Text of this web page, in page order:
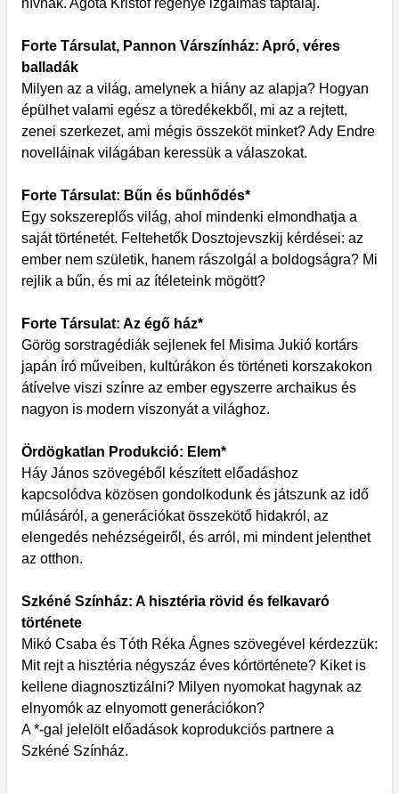
hívnak. Agota Kristof regénye izgalmas táptalaj.
Forte Társulat, Pannon Várszínház: Apró, véres
balladák
Milyen az a világ, amelynek a hiány az alapja? Hogyan
épülhet valami egész a töredékekből, mi az a rejtett,
zenei szerkezet, ami mégis összeköt minket? Ady Endre
novelláinak világában keressük a válaszokat.
Forte Társulat: Bűn és bűnhődés*
Egy sokszereplős világ, ahol mindenki elmondhatja a
saját történetét. Feltehetők Dosztojevszkij kérdései: az
ember nem születik, hanem rászolgál a boldogságra? Mi
rejlik a bűn, és mi az ítéleteink mögött?
Forte Társulat: Az égő ház*
Görög sorstragédiák sejlenek fel Misima Jukió kortárs
japán író műveiben, kultúrákon és történeti korszakokon
átívelve viszi színre az ember egyszerre archaikus és
nagyon is modern viszonyát a világhoz.
Ördögkatlan Produkció: Elem*
Háy János szövegéből készített előadáshoz
kapcsolódva közösen gondolkodunk és játszunk az idő
múlásáról, a generációkat összekötő hidakról, az
elengedés nehézségeiről, és arról, mi mindent jelenthet
az otthon.
Szkéné Színház: A hisztéria rövid és felkavaró
története
Mikó Csaba és Tóth Réka Ágnes szövegével kérdezzük:
Mit rejt a hisztéria négyszáz éves kórtörténete? Kiket is
kellene diagnosztizálni? Milyen nyomokat hagynak az
elnyomók az elnyomott generációkon?
A *-gal jelelölt előadások koprodukciós partnere a
Szkéné Színház.